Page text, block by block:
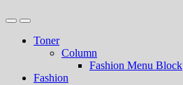
Toner
Column
Fashion Menu Block
Fashion